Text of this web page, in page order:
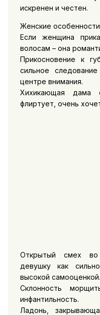
искренен и честен.
Женские особенности
Если женщина
волосам – она
Прикосновение к
сильное
центре внимания.
Хихикающая дама
флиртует, очень
Открытый смех во
девушку как
высокой самооценкой.
Склонность
инфантильность.
Ладонь,